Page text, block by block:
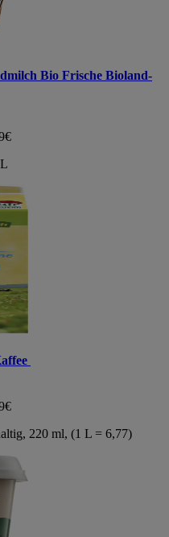
Bio Frische Bioland-
220 ml, (1 L = 6,77)